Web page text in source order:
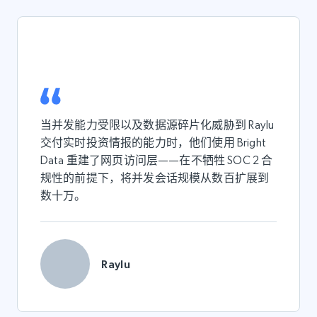
当并发能力受限以及数据源碎片化威胁到 Raylu
交付实时投资情报的能力时，他们使用 Bright
Data 重建了网页访问层——在不牺牲 SOC 2 合
规性的前提下，将并发会话规模从数百扩展到
数十万。
Raylu